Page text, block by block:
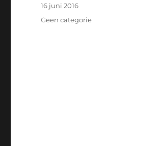
Geplaatst
16 juni 2016
Categorieën
Geen categorie